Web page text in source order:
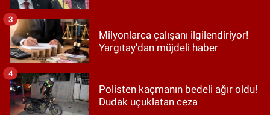
Milyonlarca çalışanı ilgilendiriyor!
Yargıtay'dan müjdeli haber
3
Polisten kaçmanın bedeli ağır oldu!
Dudak uçuklatan ceza
4